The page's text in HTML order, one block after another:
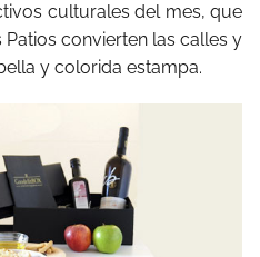
culturales del mes, que
convierten las calles y
y colorida estampa.